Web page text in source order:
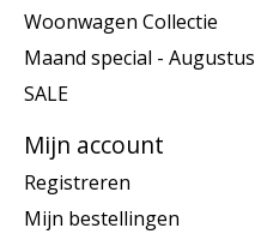
Woonwagen Collectie
Maand special - Augustus
SALE
Mijn account
Registreren
Mijn bestellingen